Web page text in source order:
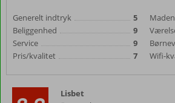
Generelt indtryk
5
Beliggenhed
9
Service
9
Pris/kvalitet
7
Maden
Wifi-
Lisbet